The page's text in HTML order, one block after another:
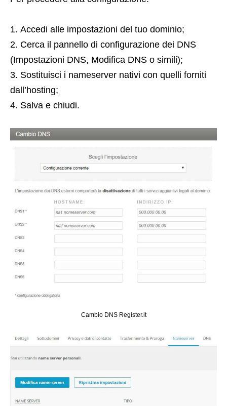
Accedi alle impostazioni del tuo dominio;
Cerca il pannello di configurazione dei DNS
(Impostazioni DNS, Modifica DNS o simili);
Sostituisci i nameserver nativi con quelli forniti
dall’hosting;
Salva e chiudi.
Cambio DNS Register.it